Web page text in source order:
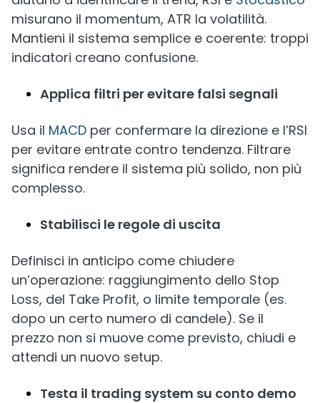
misurano il momentum, ATR la volatilità.
Mantieni il sistema semplice e coerente: troppi
indicatori creano confusione.
Applica filtri per evitare falsi segnali
Usa il MACD per confermare la direzione e l’RSI
per evitare entrate contro tendenza. Filtrare
significa rendere il sistema più solido, non più
complesso.
Stabilisci le regole di uscita
Definisci in anticipo come chiudere
un’operazione: raggiungimento dello Stop
Loss, del Take Profit, o limite temporale (es.
dopo un certo numero di candele). Se il
prezzo non si muove come previsto, chiudi e
attendi un nuovo setup.
Testa il trading system su conto demo